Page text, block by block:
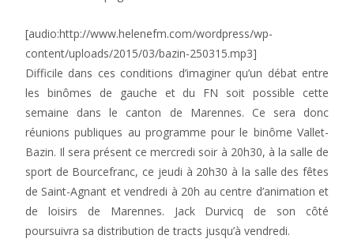
[audio:http://www.helenefm.com/wordpress/wp-
content/uploads/2015/03/bazin-250315.mp3]
Difficile dans ces conditions d’imaginer qu’un débat entre
les binômes de gauche et du FN soit possible cette
semaine dans le canton de Marennes. Ce sera donc
réunions publiques au programme pour le binôme Vallet-
Bazin. Il sera présent ce mercredi soir à 20h30, à la salle de
sport de Bourcefranc, ce jeudi à 20h30 à la salle des fêtes
de Saint-Agnant et vendredi à 20h au centre d’animation et
de loisirs de Marennes. Jack Durvicq de son côté
poursuivra sa distribution de tracts jusqu’à vendredi.